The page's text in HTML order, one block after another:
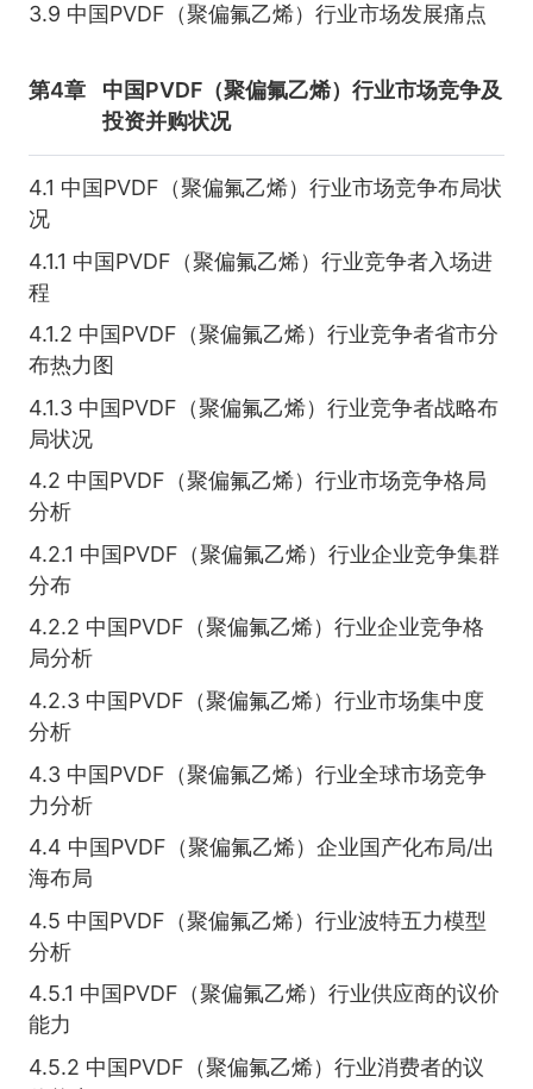
3.9 中国PVDF（聚偏氟乙烯）行业市场发展痛点
第4章
中国PVDF（聚偏氟乙烯）行业市场竞争及
投资并购状况
4.1 中国PVDF（聚偏氟乙烯）行业市场竞争布局状
况
4.1.1 中国PVDF（聚偏氟乙烯）行业竞争者入场进
程
4.1.2 中国PVDF（聚偏氟乙烯）行业竞争者省市分
布热力图
4.1.3 中国PVDF（聚偏氟乙烯）行业竞争者战略布
局状况
4.2 中国PVDF（聚偏氟乙烯）行业市场竞争格局
分析
4.2.1 中国PVDF（聚偏氟乙烯）行业企业竞争集群
分布
4.2.2 中国PVDF（聚偏氟乙烯）行业企业竞争格
局分析
4.2.3 中国PVDF（聚偏氟乙烯）行业市场集中度
分析
4.3 中国PVDF（聚偏氟乙烯）行业全球市场竞争
力分析
4.4 中国PVDF（聚偏氟乙烯）企业国产化布局/出
海布局
4.5 中国PVDF（聚偏氟乙烯）行业波特五力模型
分析
4.5.1 中国PVDF（聚偏氟乙烯）行业供应商的议价
能力
4.5.2 中国PVDF（聚偏氟乙烯）行业消费者的议